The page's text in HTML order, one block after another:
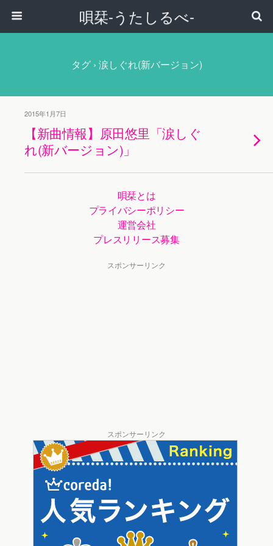
唄栞-うたしるべ-
タグ › 涙しぐれ(新バージョン)
2015年1月7日
【新曲情報】原田悠里「涙しぐ
れ(新バージョン)」
唄栞とは
プライバシーポリシー
運営会社
プレスリリース募集
スポンサーリンク
スポンサーリンク